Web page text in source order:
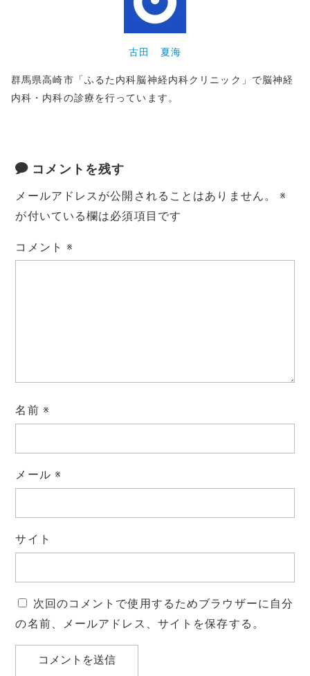
古田 夏海
群馬県高崎市「ふるた内科脳神経内科クリニック」で脳神経
内科・内科の診療を行っています。
コメントを残す
メールアドレスが公開されることはありません。
※
が付いている欄は必須項目です
コメント※
名前 ※
メール ※
サイト
次回のコメントで使用するためブラウザーに自分
の名前、メールアドレス、サイトを保存する。